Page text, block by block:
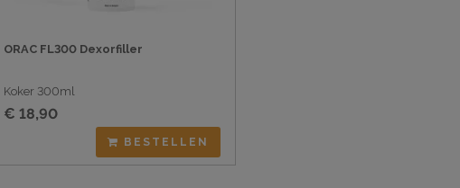
ORAC FL300 Dexorfiller
Koker 300ml
€ 18,90
BESTELLEN